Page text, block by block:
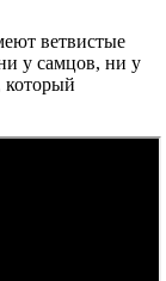
ветвистые
у самцов, ни у
который